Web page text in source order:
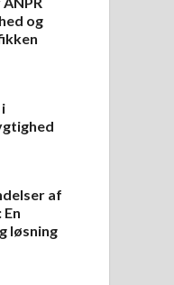
og
af
løsning